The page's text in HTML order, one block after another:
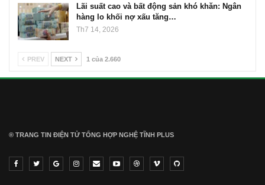
Lãi suất cao và bất động sản khó khăn: Ngân
hàng lo khối nợ xấu tăng…
Th7 14, 2026
PREV NEXT 1 của 2.660
® TRANG TIN ĐIỆN TỬ ТỔNG HỢP NGHỆ TĨNH PLUS